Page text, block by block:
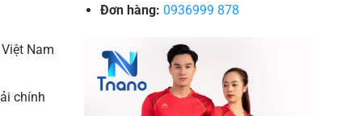
Nam
chính
Đơn hàng: 0936999 878